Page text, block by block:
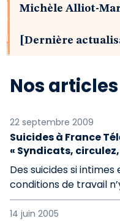
Michèle Alliot-
[Dernière
Nos articles
22 septembre 2009
Suicides à France
« Syndicats,
Des suicides si
conditions de travail
14 juin 2005